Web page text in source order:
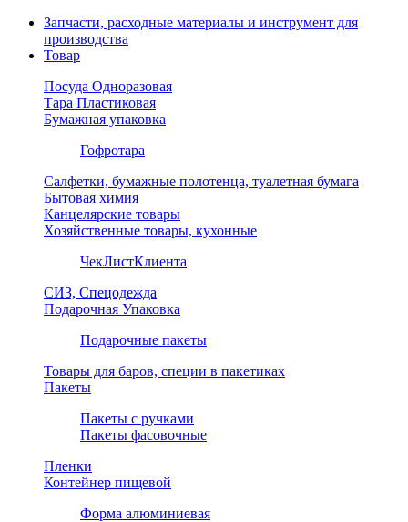
Запчасти, расходные материалы и инструмент для
производства
Товар
Посуда Одноразовая
Тара Пластиковая
Бумажная упаковка
Гофротара
Салфетки, бумажные полотенца, туалетная бумага
Бытовая химия
Канцелярские товары
Хозяйственные товары, кухонные
ЧекЛистКлиента
СИЗ, Спецодежда
Подарочная Упаковка
Подарочные пакеты
Товары для баров, специи в пакетиках
Пакеты
Пакеты с ручками
Пакеты фасовочные
Пленки
Контейнер пищевой
Форма алюминиевая